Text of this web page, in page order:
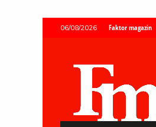
06/08/2026 Faktor magazin